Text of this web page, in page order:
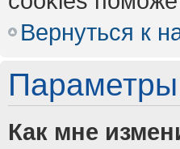
Вернуться к
Параметры
Как мне